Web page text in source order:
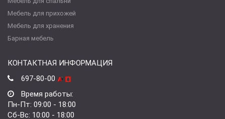
Мебель для прихожей
Мебель для хранения
Барная мебель
КОНТАКТНАЯ ИНФОРМАЦИЯ
697-80-00
Время работы:
Пн-Пт: 09:00 - 18:00
Сб-Вс: 10:00 - 18:00